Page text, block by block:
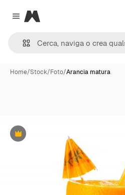
Close menu
Magnific
Home/Stock/Foto/Arancia matura
Premium